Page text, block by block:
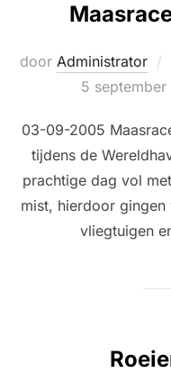
door Administrator
5
03-09-2005
tijdens de
prachtige dag vol
mist, hierdoor gingen
vliegtuigen